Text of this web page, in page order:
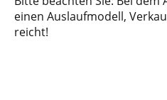
einen Auslaufmodell,
reicht!